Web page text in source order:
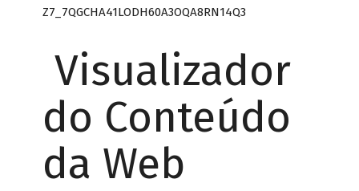
Z7_7QGCHA41LODH60A3OQA8RN14Q3
Visualizador
do Conteúdo
da Web